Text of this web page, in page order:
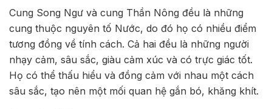
Cung Song Ngư và cung Thần Nông đều là những
cung thuộc nguyên tố Nước, do đó họ có nhiều điểm
tương đồng về tính cách. Cả hai đều là những người
nhạy cảm, sâu sắc, giàu cảm xúc và có trực giác tốt.
Họ có thể thấu hiểu và đồng cảm với nhau một cách
sâu sắc, tạo nên một mối quan hệ gắn bó, khăng khít.